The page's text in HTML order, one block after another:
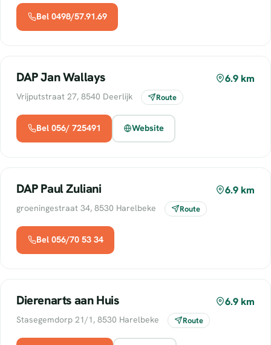
Bel 0498/57.91.69
DAP Jan Wallays 6.9 km
Vrijputstraat 27, 8540 Deerlijk Route
Bel 056/ 725491 Website
DAP Paul Zuliani 6.9 km
groeningestraat 34, 8530 Harelbeke Route
Bel 056/70 53 34
Dierenarts aan Huis 6.9 km
Stasegemdorp 21/1, 8530 Harelbeke Route